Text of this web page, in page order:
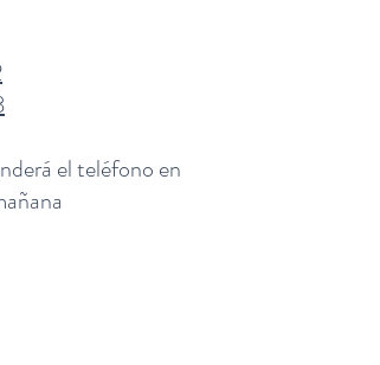
el teléfono en